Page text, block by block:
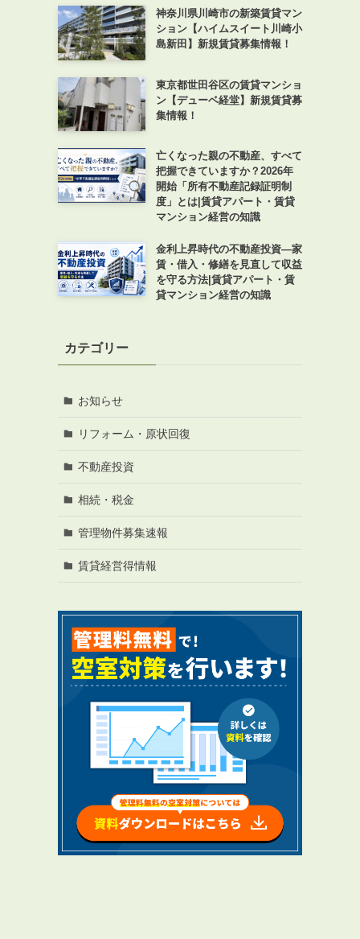
RENTAL
管理料無料について
４つの強み
報酬と独自の保証内容
手続きの流れ
賃料査定について
神奈川県川崎市の新築賃貸マン
ション【ハイムスイート川崎小
島新田】新規賃貸募集情報！
東京都世田谷区の賃貸マンショ
ン【デューベ経堂】新規賃貸募
集情報！
亡くなった親の不動産、すべて
把握できていますか？2026年
開始「所有不動産記録証明制
度」とは|賃貸アパート・賃貸
マンション経営の知識
金利上昇時代の不動産投資―家
賃・借入・修繕を見直して収益
を守る方法|賃貸アパート・賃
貸マンション経営の知識
カテゴリー
お知らせ
リフォーム・原状回復
不動産投資
相続・税金
管理物件募集速報
賃貸経営得情報